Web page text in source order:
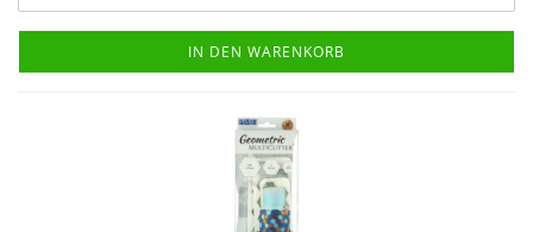
IN DEN WARENKORB